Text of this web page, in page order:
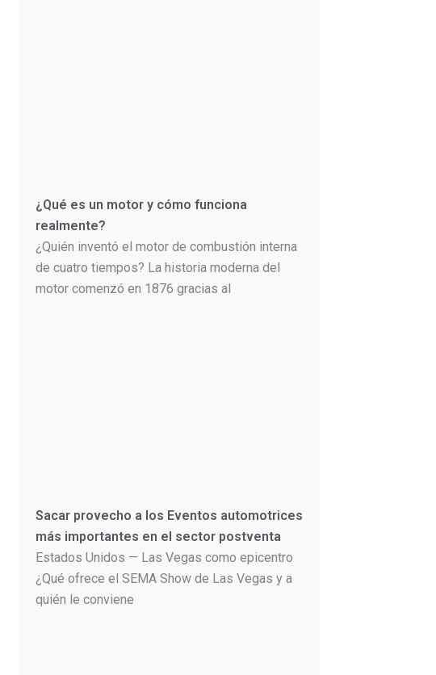
¿Qué es un motor y cómo funciona
realmente?
¿Quién inventó el motor de combustión interna
de cuatro tiempos? La historia moderna del
motor comenzó en 1876 gracias al
Sacar provecho a los Eventos automotrices
más importantes en el sector postventa
Estados Unidos — Las Vegas como epicentro
¿Qué ofrece el SEMA Show de Las Vegas y a
quién le conviene